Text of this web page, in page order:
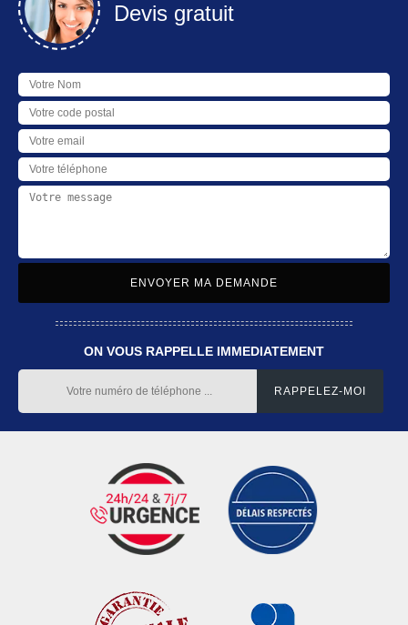
Devis gratuit
ON VOUS RAPPELLE IMMEDIATEMENT